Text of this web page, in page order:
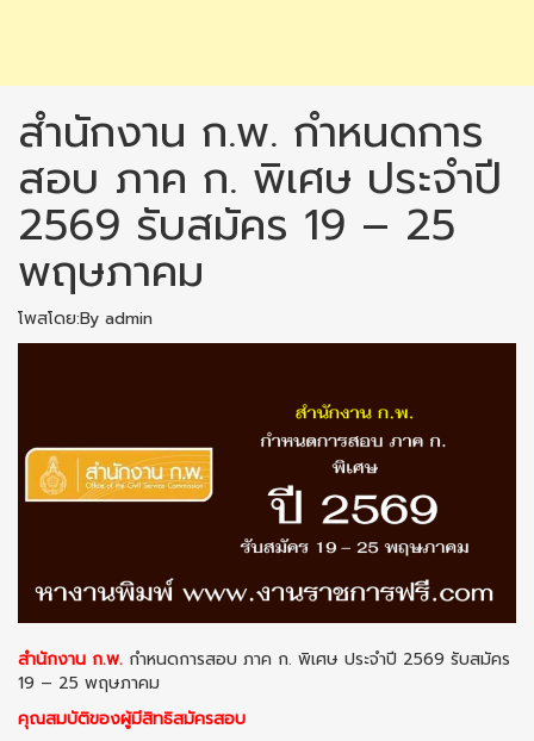
สำนักงาน ก.พ. กำหนดการ
สอบ ภาค ก. พิเศษ ประจำปี
2569 รับสมัคร 19 – 25
พฤษภาคม
โพสโดย:By admin
สำนักงาน ก.พ. กำหนดการสอบ ภาค ก. พิเศษ ประจำปี 2569 รับสมัคร
19 – 25 พฤษภาคม
คุณสมบัติของผู้มีสิทธิสมัครสอบ